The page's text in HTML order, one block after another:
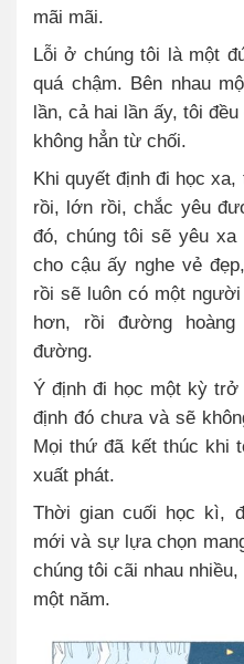
mãi mãi.
Lỗi ở chúng tôi là một
quá chậm. Bên nhau
lần, cả hai lần ấy, tôi
không hẳn từ chối.
Khi quyết định đi học
rồi, lớn rồi, chắc yêu
đó, chúng tôi sẽ yêu
cho cậu ấy nghe vẻ
rồi sẽ luôn có một
hơn, rồi đường
đường.
Ý định đi học một kỳ
định đó chưa và sẽ
Mọi thứ đã kết thúc khi
xuất phát.
Thời gian cuối học kì,
mới và sự lựa chọn
chúng tôi cãi nhau
một năm.